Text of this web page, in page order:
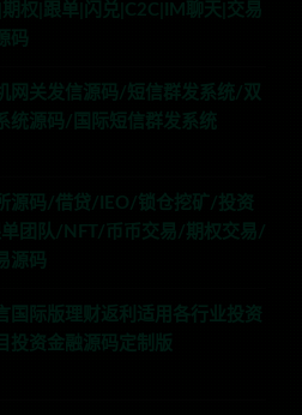
期权|跟单|闪兑|C2C|IM聊天|交易
码
网关发信源码/短信群发系统/双
统源码/国际短信群发系统
源码/借贷/IEO/锁仓挖矿/投资
团队/NFT/币币交易/期权交易/
源码
国际版理财返利适用各行业投资
投资金融源码定制版